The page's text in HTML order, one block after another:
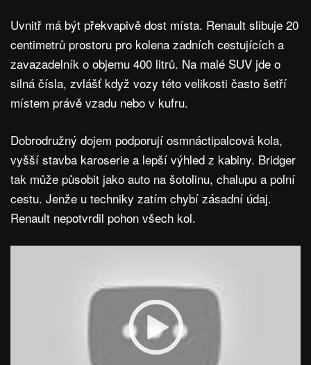
Uvnitř má být překvapivě dost místa. Renault slibuje 20
centimetrů prostoru pro kolena zadních cestujících a
zavazadelník o objemu 400 litrů. Na malé SUV jde o
silná čísla, zvlášť když vozy této velikosti často šetří
místem právě vzadu nebo v kufru.
Dobrodružný dojem podporují osmnáctipalcová kola,
vyšší stavba karoserie a lepší výhled z kabiny. Bridger
tak může působit jako auto na šotolinu, chalupu a polní
cestu. Jenže u techniky zatím chybí zásadní údaj.
Renault nepotvrdil pohon všech kol.